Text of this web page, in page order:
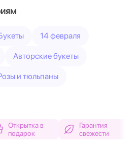
14 февраля
Авторские букеты
и тюльпаны
Открытка в
подарок
Гарантия
свежести